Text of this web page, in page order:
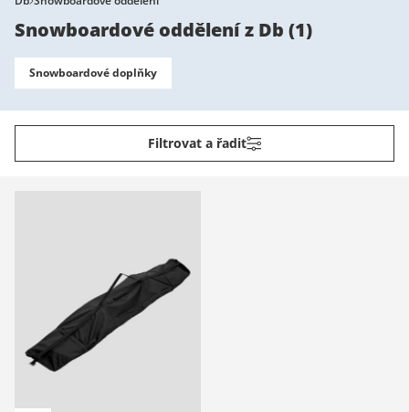
Snowboardové oddělení z Db (1)
Snowboardové doplňky
Filtrovat a řadit